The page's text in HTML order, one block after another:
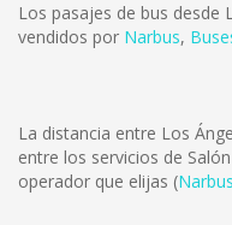
Los pasajes de bus desde
vendidos por Narbus,
La distancia entre Los
entre los servicios de
operador que elijas (Narbus